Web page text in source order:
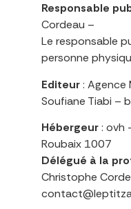
Responsable
Cordeau –
Le responsable
personne
Editeur: Agence
Soufiane Tiabi –
Hébergeur: ovh
Roubaix 1007
Délégué à la
Christophe